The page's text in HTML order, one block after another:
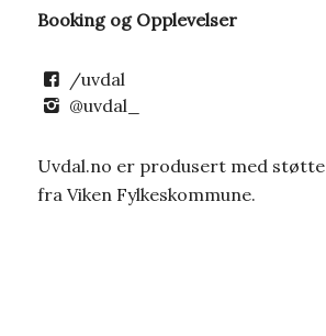
Booking og Opplevelser
/uvdal
@uvdal_
Uvdal.no er produsert med støtte
fra Viken Fylkeskommune.